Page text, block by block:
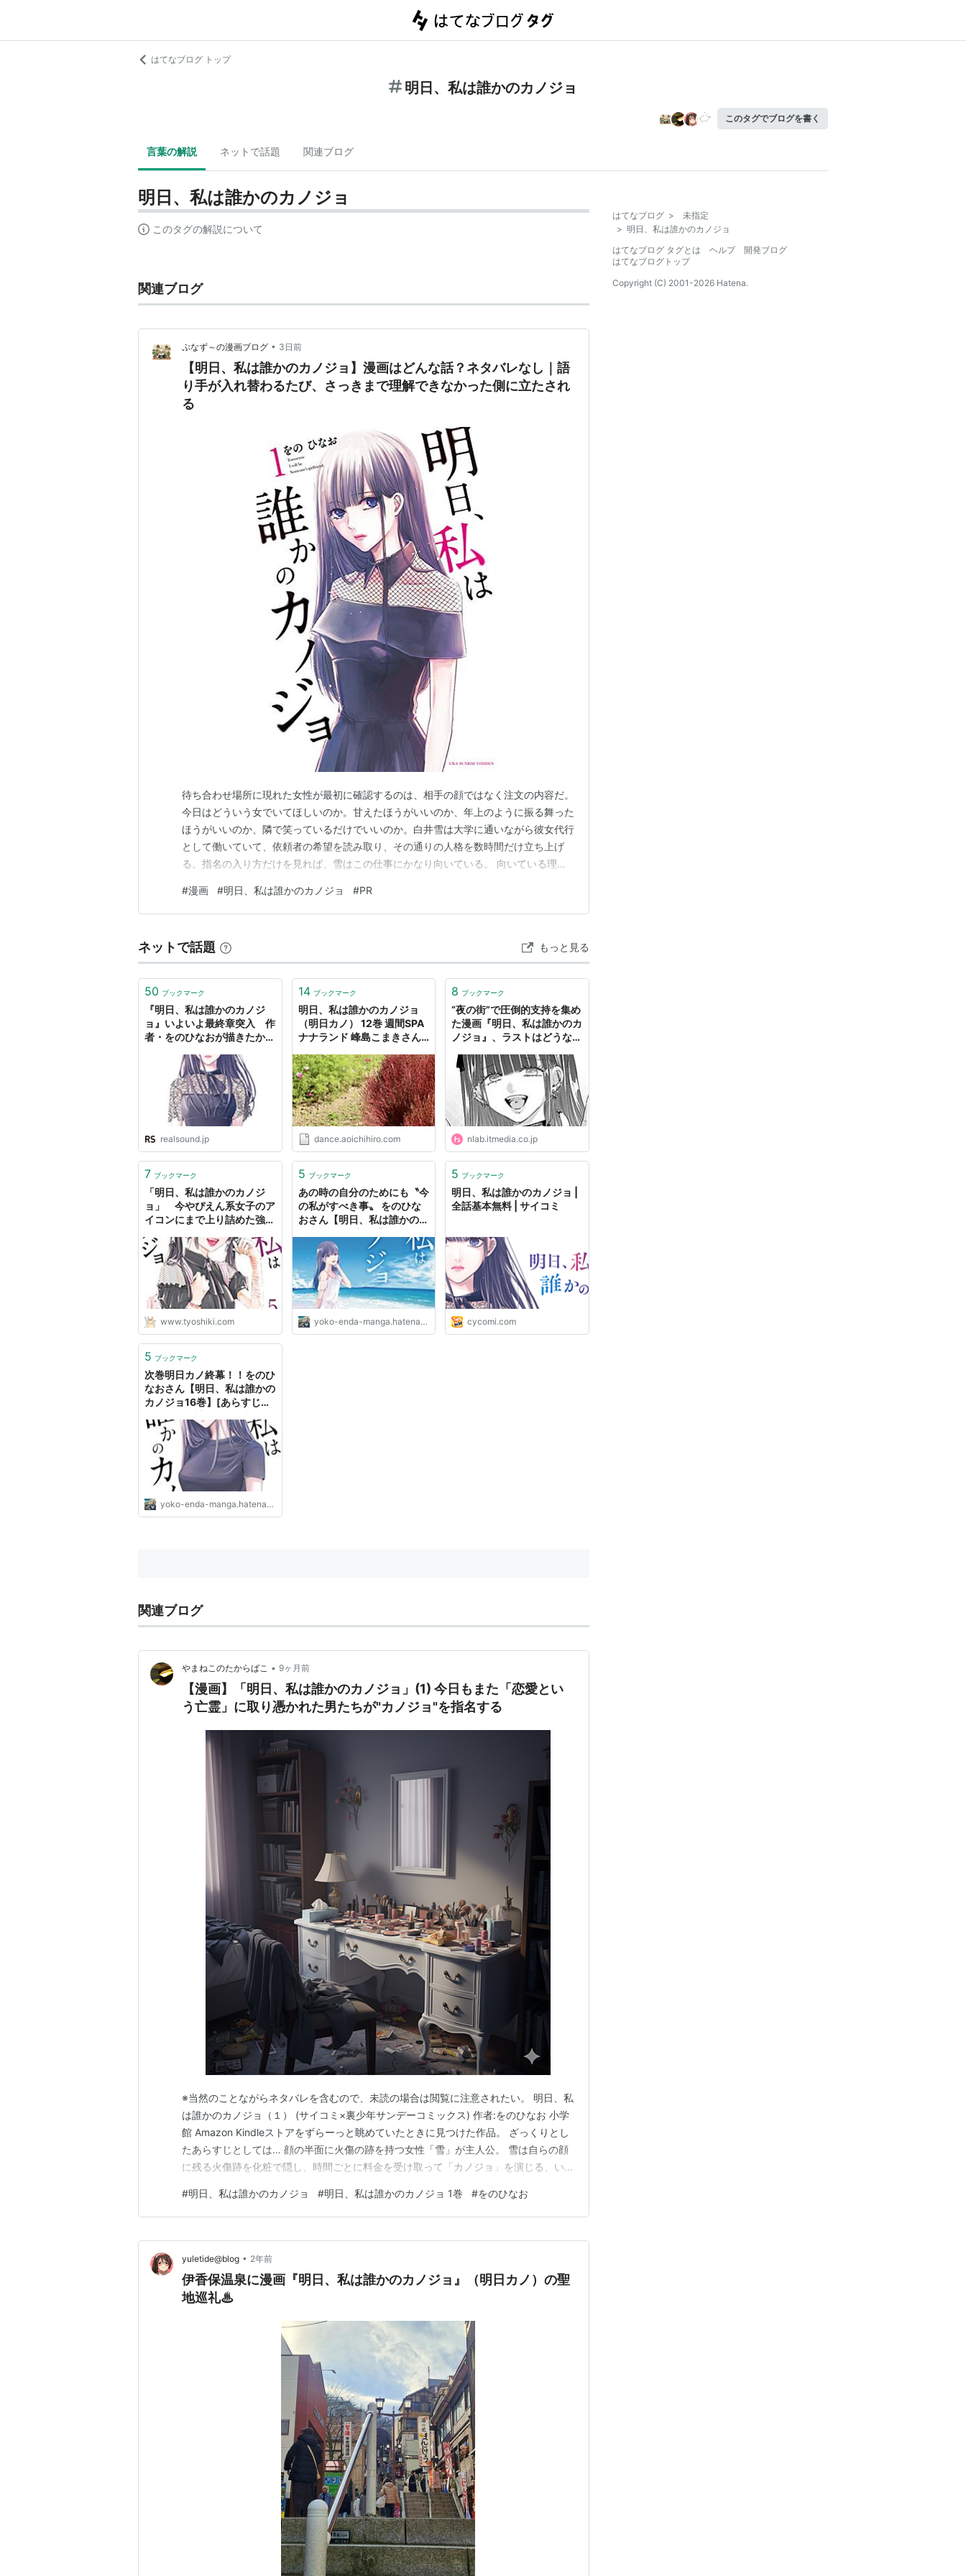
はてなブログ トップ
明日、私は誰かのカノジョ
このタグでブログを書く
言葉の解説 ネットで話題 関連ブログ
明日、私は誰かのカノジョ
このタグの解説について
関連ブログ
ぷなず～の漫画ブログ • 3日前
【明日、私は誰かのカノジョ】漫画はどんな話？ネタバレなし｜語
り手が入れ替わるたび、さっきまで理解できなかった側に立たされ
る
待ち合わせ場所に現れた女性が最初に確認するのは、相手の顔ではなく注文の内容だ。
今日はどういう女でいてほしいのか。甘えたほうがいいのか、年上のように振る舞った
ほうがいいのか、隣で笑っているだけでいいのか。白井雪は大学に通いながら彼女代行
として働いていて、依頼者の希望を読み取り、その通りの人格を数時間だけ立ち上げ
る。指名の入り方だけを見れば、雪はこの仕事にかなり向いている。 向いている理由
て、普段はそれをメイクで塗り潰したまま生活している。中身を差し出さずに済む関係
のほうが、雪にとっては扱いやすい。料金で始まって時間で終わ…
#漫画 #明日、私は誰かのカノジョ #PR
ネットで話題 もっと見る
50 ブックマーク
『明日、私は誰かのカノジ
ョ』いよいよ最終章突入 作
者・をのひなおが描きたかっ
realsound.jp
14 ブックマーク
明日、私は誰かのカノジョ
（明日カノ） 12巻 週間SPA
ナナランド 峰島こまきさん
dance.aoichihiro.com
8 ブックマーク
“夜の街”で圧倒的支持を集め
た漫画『明日、私は誰かのカ
ノジョ』、ラストはどうな
タビュー | ねとらぼ
nlab.itmedia.co.jp
7 ブックマーク
「明日、私は誰かのカノジ
ョ」 今やぴえん系女子のア
イコンにまで上り詰めた強キ
ろいろ考察（妄想）してみる
- 頭の上にミカンをのせる
www.tyoshiki.com
5 ブックマーク
あの時の自分のためにも〝今
の私がすべき事〟 をのひな
おさん【明日、私は誰かのカ
じ・漫画紹介/感想] - 漫画大
好き縁田ちゃん
yoko-enda-manga.hatenadiary.jp
5 ブックマーク
明日、私は誰かのカノジョ |
全話基本無料 | サイコミ
cycomi.com
5 ブックマーク
次巻明日カノ終幕！！をのひ
なおさん【明日、私は誰かの
カノジョ16巻】[あらすじ・
縁田ちゃん
yoko-enda-manga.hatenadiary.jp
関連ブログ
やまねこのたからばこ • 9ヶ月前
【漫画】「明日、私は誰かのカノジョ」(1) 今日もまた「恋愛とい
う亡霊」に取り憑かれた男たちが"カノジョ"を指名する
※当然のことながらネタバレを含むので、未読の場合は閲覧に注意されたい。 明日、私
は誰かのカノジョ（１） (サイコミ×裏少年サンデーコミックス) 作者:をのひなお 小学
館 Amazon Kindleストアをずらーっと眺めていたときに見つけた作品。 ざっくりとし
たあらすじとしては… 顔の半面に火傷の跡を持つ女性「雪」が主人公。 雪は自らの顔
に残る火傷跡を化粧で隠し、時間ごとに料金を受け取って「カノジョ」を演じる、いわ
れぞれクセがある男性が多いが、ある日予約を入れてきた「辻壮太」は、友達に彼女が
いると見栄を張ったために、友…
#明日、私は誰かのカノジョ #明日、私は誰かのカノジョ 1巻 #をのひなお
yuletide@blog • 2年前
伊香保温泉に漫画『明日、私は誰かのカノジョ』（明日カノ）の聖
地巡礼♨
はてなブログ >
未指定
> 明日、私は誰かのカノジョ
はてなブログ タグとは
ヘルプ
開発ブログ
はてなブログトップ
Copyright (C) 2001-2026 Hatena.